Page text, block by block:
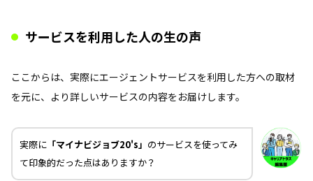
サービスを利用した人の生の声
ここからは、実際にエージェントサービスを利用した方への取材
を元に、より詳しいサービスの内容をお届けします。
実際に 「マイナビジョブ20's」 のサービスを使ってみ
て印象的だった点はありますか？